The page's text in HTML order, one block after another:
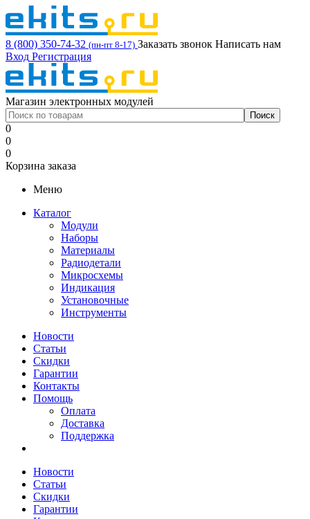
8 (800) 350-74-32 (пн-пт 8-17) Заказать звонок Написать нам
Вход Регистрация
Магазин электронных модулей
0
0
0
Корзина заказа
Меню
Каталог
Модули
Наборы
Материалы
Радиодетали
Микросхемы
Индикация
Установочные
Инструменты
Новости
Статьи
Скидки
Гарантии
Контакты
Помощь
Оплата
Доставка
Поддержка
Новости
Статьи
Скидки
Гарантии